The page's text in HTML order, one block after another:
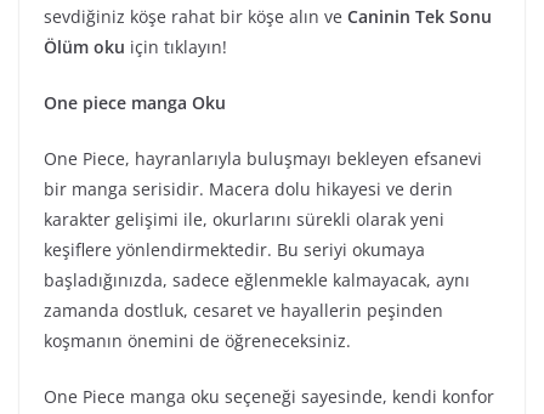
sevdiğiniz köşe rahat bir köşe alın ve Caninin Tek Sonu
Ölüm oku için tıklayın!
One piece manga Oku
One Piece, hayranlarıyla buluşmayı bekleyen efsanevi
bir manga serisidir. Macera dolu hikayesi ve derin
karakter gelişimi ile, okurlarını sürekli olarak yeni
keşiflere yönlendirmektedir. Bu seriyi okumaya
başladığınızda, sadece eğlenmekle kalmayacak, aynı
zamanda dostluk, cesaret ve hayallerin peşinden
koşmanın önemini de öğreneceksiniz.
One Piece manga oku seçeneği sayesinde, kendi konfor